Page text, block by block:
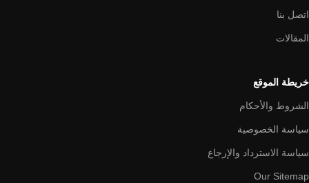
اتصل بنا
المقالات
خريطة الموقع
الشروط والأحكام
سياسة الخصوصية
سياسة الاسترداد والإرجاع
Our Sitemap